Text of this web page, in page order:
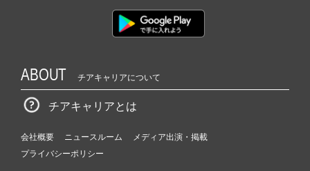
ABOUT チアキャリアについて
チアキャリアとは
会社概要 ニュースルーム
メディア出演・掲載
プライバシーポリシー